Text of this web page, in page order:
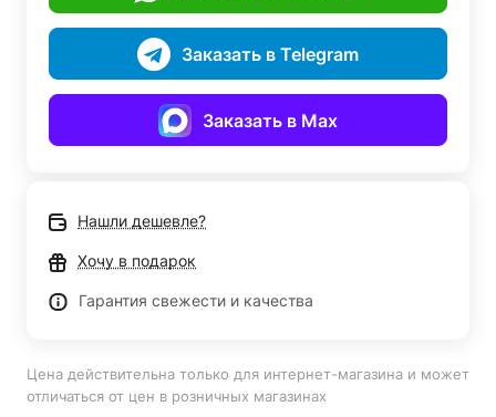
Заказать в Telegram
Заказать в Max
Нашли дешевле?
Хочу в подарок
Гарантия свежести и качества
Цена действительна только для интернет-магазина и может
отличаться от цен в розничных магазинах